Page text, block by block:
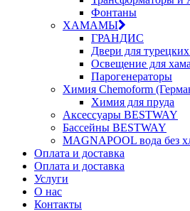
Фонтаны
ХАМАМЫ
ГРАНДИС
Двери для
Освещение для
Парогенераторы
Химия Chemoform
Химия для пруда
Аксессуары BESTWAY
Бассейны BESTWAY
MAGNAPOOL вода без
Оплата и доставка
Оплата и доставка
Услуги
О нас
Контакты